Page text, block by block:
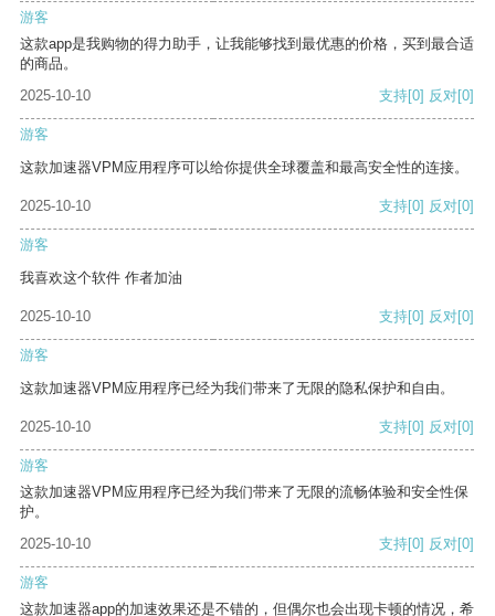
游客
这款app是我购物的得力助手，让我能够找到最优惠的价格，买到最合适
的商品。
2025-10-10
支持[0] 反对[0]
游客
这款加速器VPM应用程序可以给你提供全球覆盖和最高安全性的连接。
2025-10-10 支持[0] 反对[0]
游客
我喜欢这个软件 作者加油
2025-10-10 支持[0] 反对[0]
游客
这款加速器VPM应用程序已经为我们带来了无限的隐私保护和自由。
2025-10-10 支持[0] 反对[0]
游客
这款加速器VPM应用程序已经为我们带来了无限的流畅体验和安全性保
护。
2025-10-10
支持[0] 反对[0]
游客
这款加速器app的加速效果还是不错的，但偶尔也会出现卡顿的情况，希